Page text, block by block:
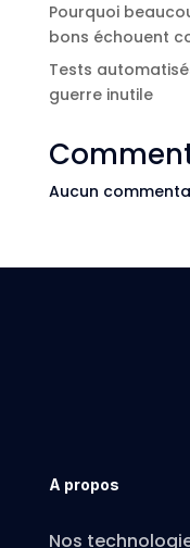
Pourquoi
bons échouent
Tests
guerre inutile
Aucun
A propos
Nos